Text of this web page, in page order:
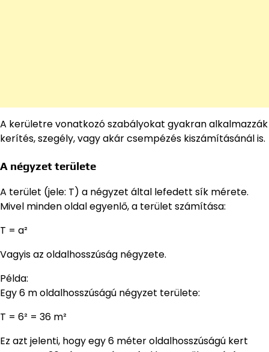
A kerületre vonatkozó szabályokat gyakran alkalmazzák
kerítés, szegély, vagy akár csempézés kiszámításánál is.
A négyzet területe
A terület (jele: T) a négyzet által lefedett sík mérete.
Mivel minden oldal egyenlő, a terület számítása:
T = a²
Vagyis az oldalhosszúság négyzete.
Példa:
Egy 6 m oldalhosszúságú négyzet területe:
T = 6² = 36 m²
Ez azt jelenti, hogy egy 6 méter oldalhosszúságú kert